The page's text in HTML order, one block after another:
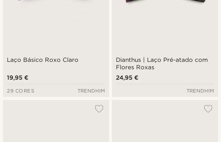
Laço Básico Roxo Claro
19,95 €
29 CORES TRENDHIM
Dianthus | Laço Pré-atado com
Flores Roxas
24,95 €
TRENDHIM